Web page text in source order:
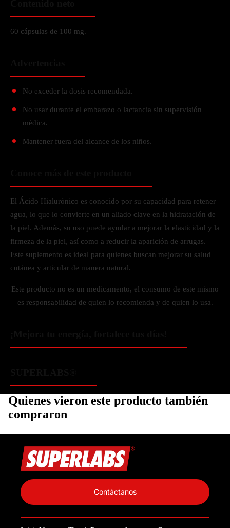
60 cápsulas de 100 mg.
No exceder la dosis recomendada.
No usar durante el embarazo o lactancia sin supervisión
médica.
Mantener fuera del alcance de los niños.
El Ácido Hialurónico es conocido por su capacidad para retener
agua, lo que lo convierte en un aliado clave en la hidratación de
la piel. Además, su uso puede ayudar a mejorar la elasticidad y la
firmeza de la piel, así como a reducir la aparición de arrugas.
Este suplemento es ideal para quienes buscan mejorar su salud
cutánea y articular de manera natural.
Este producto no es un medicamento, el consumo de este mismo
es responsabilidad de quien lo recomienda y de quien lo usa.
Quienes vieron este producto también
compraron
Contáctanos
Información de contacto
Política de reembolso
Términos del servicio